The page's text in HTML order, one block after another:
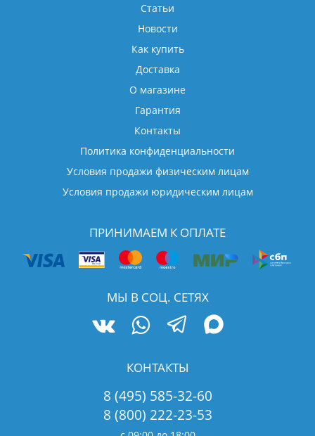
Статьи
Новости
Как купить
Доставка
О магазине
Гарантия
Контакты
Политика конфиденциальности
Условия продажи физическим лицам
Условия продажи юридическим лицам
ПРИНИМАЕМ К ОПЛАТЕ
МЫ В СОЦ. СЕТЯХ
КОНТАКТЫ
8 (495) 585-32-60
8 (800) 222-23-53